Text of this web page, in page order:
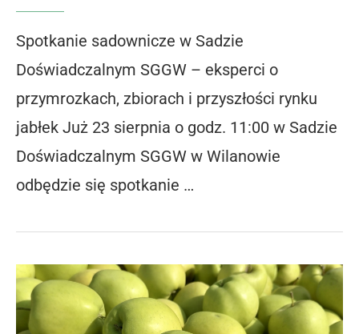
Spotkanie sadownicze w Sadzie
Doświadczalnym SGGW – eksperci o
przymrozkach, zbiorach i przyszłości rynku
jabłek Już 23 sierpnia o godz. 11:00 w Sadzie
Doświadczalnym SGGW w Wilanowie
odbędzie się spotkanie …